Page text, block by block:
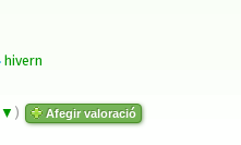
hivern
▼ ) Afegir valoració